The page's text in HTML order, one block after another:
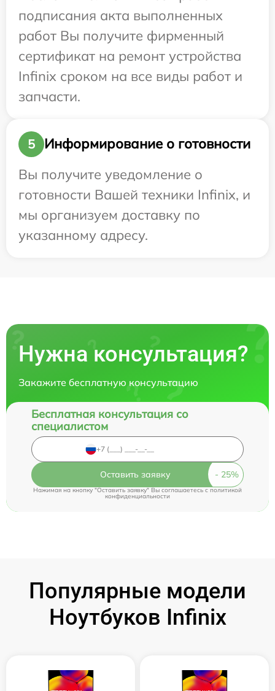
подписания акта выполненных
работ Вы получите фирменный
сертификат на ремонт устройства
Infinix сроком на все виды работ и
запчасти.
5
Информирование о готовности
Вы получите уведомление о
готовности Вашей техники Infinix, и
мы организуем доставку по
указанному адресу.
Нужна консультация?
Закажите бесплатную консультацию
Бесплатная консультация со
специалистом
Оставить заявку
Нажимая на кнопку "Оставить заявку" Вы соглашаетесь cполитикой
конфиденциальности
Популярные модели
Ноутбуков Infinix